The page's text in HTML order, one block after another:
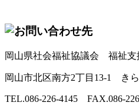
岡山県社会福祉協議会 福祉
岡山市北区南方2丁目13-1 き
TEL.086-226-4145 FAX.086-